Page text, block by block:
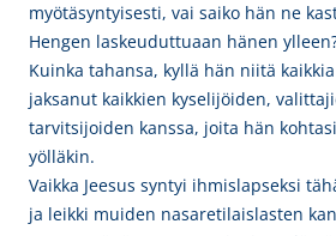
myötäsyntyisesti, vai saiko hän ne
Hengen laskeuduttuaan hänen
Kuinka tahansa, kyllä hän niitä
jaksanut kaikkien kyselijöiden,
tarvitsijoiden kanssa, joita hän
yölläkin.
Vaikka Jeesus syntyi ihmislapseksi
ja leikki muiden nasaretilaislasten